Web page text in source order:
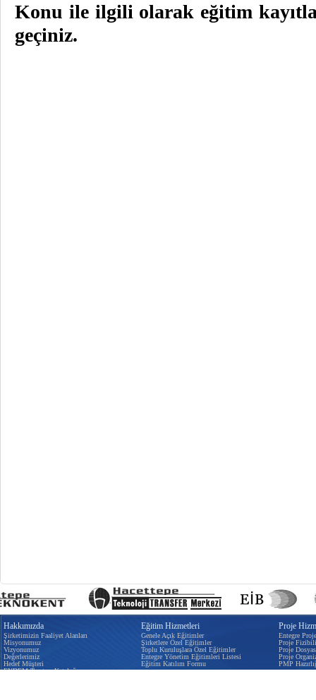
Konu ile ilgili olarak eğitim
geçiniz.
Hakkımızda
Şirketimizin Faaliyet Alanları
Misyonumuz
Vizyonumuz
Değerlerimiz
Hedef Müşteri
EYDEM Tanıtım Kataloğu
Eğitim Hizmetleri
Genele Açık Eğitimler
Şirketlere Özel Eğitimler
Toplu Kuruluşlara Özel Eğitimler
Entegre Yönetim Eğitimleri Listesi
Eğitim Katılım Formu
Proje
Entegre
Proje
Proje
Proje
PMP